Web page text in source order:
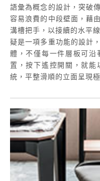
語彙為概念的設計，突破
容易浪費的中段壁面，藉
溝槽把手，以接續的水平
疑是一項多重功能的設計
體，不僅每一件層板可沿
置，按下遙控開關，就能
統，平整滑順的立面呈現極